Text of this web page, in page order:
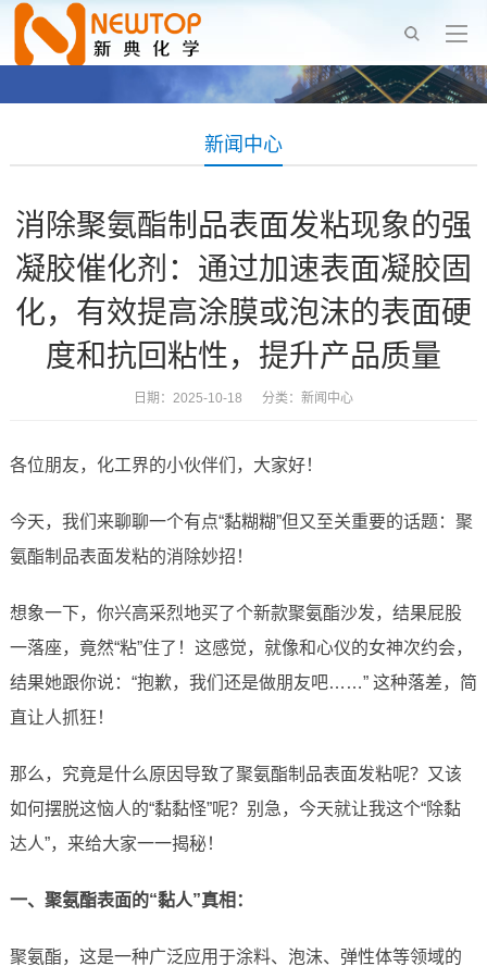
新闻中心
消除聚氨酯制品表面发粘现象的强
凝胶催化剂：通过加速表面凝胶固
化，有效提高涂膜或泡沫的表面硬
度和抗回粘性，提升产品质量
日期：2025-10-18 分类： 新闻中心
各位朋友，化工界的小伙伴们，大家好！
今天，我们来聊聊一个有点“黏糊糊”但又至关重要的话题：聚
氨酯制品表面发粘的消除妙招！
想象一下，你兴高采烈地买了个新款聚氨酯沙发，结果屁股
一落座，竟然“粘”住了！这感觉，就像和心仪的女神次约会，
结果她跟你说：“抱歉，我们还是做朋友吧……” 这种落差，简
直让人抓狂！
那么，究竟是什么原因导致了聚氨酯制品表面发粘呢？又该
如何摆脱这恼人的“黏黏怪”呢？别急，今天就让我这个“除黏
达人”，来给大家一一揭秘！
一、聚氨酯表面的“黏人”真相：
聚氨酯，这是一种广泛应用于涂料、泡沫、弹性体等领域的